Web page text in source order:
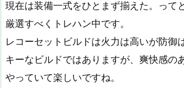
現在は装備一式をひとまず揃えた。って
厳選すべくトレハン中です。
レコーセットビルドは火力は高いが防御
キーなビルドではありますが、爽快感の
やっていて楽しいですね。